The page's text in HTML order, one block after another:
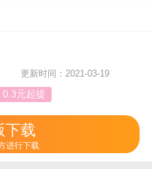
更新时间：2021-03-19
0.3元起提
下载
进行下载